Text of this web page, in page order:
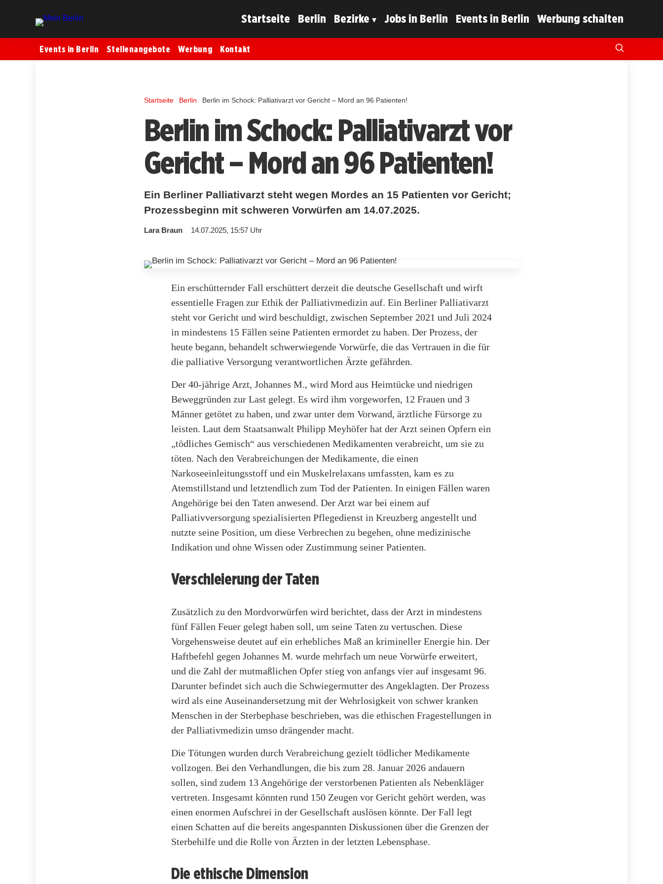
Startseite Berlin Bezirke Jobs in Berlin Events in Berlin Werbung schalten
Events in Berlin Stellenangebote Werbung Kontakt
Startseite Berlin Berlin im Schock: Palliativarzt vor Gericht – Mord an 96 Patienten!
Berlin im Schock: Palliativarzt vor
Gericht – Mord an 96 Patienten!
Ein Berliner Palliativarzt steht wegen Mordes an 15 Patienten vor Gericht;
Prozessbeginn mit schweren Vorwürfen am 14.07.2025.
Lara Braun 14.07.2025, 15:57 Uhr
Ein erschütternder Fall erschüttert derzeit die deutsche Gesellschaft und wirft
essentielle Fragen zur Ethik der Palliativmedizin auf. Ein Berliner Palliativarzt
steht vor Gericht und wird beschuldigt, zwischen September 2021 und Juli 2024
in mindestens 15 Fällen seine Patienten ermordet zu haben. Der Prozess, der
heute begann, behandelt schwerwiegende Vorwürfe, die das Vertrauen in die für
die palliative Versorgung verantwortlichen Ärzte gefährden.
Der 40-jährige Arzt, Johannes M., wird Mord aus Heimtücke und niedrigen
Beweggründen zur Last gelegt. Es wird ihm vorgeworfen, 12 Frauen und 3
Männer getötet zu haben, und zwar unter dem Vorwand, ärztliche Fürsorge zu
leisten. Laut dem Staatsanwalt Philipp Meyhöfer hat der Arzt seinen Opfern ein
„tödliches Gemisch“ aus verschiedenen Medikamenten verabreicht, um sie zu
töten. Nach den Verabreichungen der Medikamente, die einen
Narkoseeinleitungsstoff und ein Muskelrelaxans umfassten, kam es zu
Atemstillstand und letztendlich zum Tod der Patienten. In einigen Fällen waren
Angehörige bei den Taten anwesend. Der Arzt war bei einem auf
Palliativversorgung spezialisierten Pflegedienst in Kreuzberg angestellt und
nutzte seine Position, um diese Verbrechen zu begehen, ohne medizinische
Indikation und ohne Wissen oder Zustimmung seiner Patienten.
Verschleierung der Taten
Zusätzlich zu den Mordvorwürfen wird berichtet, dass der Arzt in mindestens
fünf Fällen Feuer gelegt haben soll, um seine Taten zu vertuschen. Diese
Vorgehensweise deutet auf ein erhebliches Maß an krimineller Energie hin. Der
Haftbefehl gegen Johannes M. wurde mehrfach um neue Vorwürfe erweitert,
und die Zahl der mutmaßlichen Opfer stieg von anfangs vier auf insgesamt 96.
Darunter befindet sich auch die Schwiegermutter des Angeklagten. Der Prozess
wird als eine Auseinandersetzung mit der Wehrlosigkeit von schwer kranken
Menschen in der Sterbephase beschrieben, was die ethischen Fragestellungen in
der Palliativmedizin umso drängender macht.
Die Tötungen wurden durch Verabreichung gezielt tödlicher Medikamente
vollzogen. Bei den Verhandlungen, die bis zum 28. Januar 2026 andauern
sollen, sind zudem 13 Angehörige der verstorbenen Patienten als Nebenkläger
vertreten. Insgesamt könnten rund 150 Zeugen vor Gericht gehört werden, was
einen enormen Aufschrei in der Gesellschaft auslösen könnte. Der Fall legt
einen Schatten auf die bereits angespannten Diskussionen über die Grenzen der
Sterbehilfe und die Rolle von Ärzten in der letzten Lebensphase.
Die ethische Dimension